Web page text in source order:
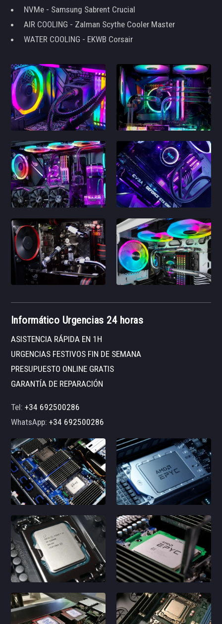
NVMe - Samsung Sabrent Crucial
AIR COOLING - Zalman Scythe Cooler Master
WATER COOLING - EKWB Corsair
Informático Urgencias 24 horas
ASISTENCIA RÁPIDA EN 1H
URGENCIAS FESTIVOS FIN DE SEMANA
PRESUPUESTO ONLINE GRATIS
GARANTÍA DE REPARACIÓN
Tel:+34 692500286
WhatsApp:+34 692500286